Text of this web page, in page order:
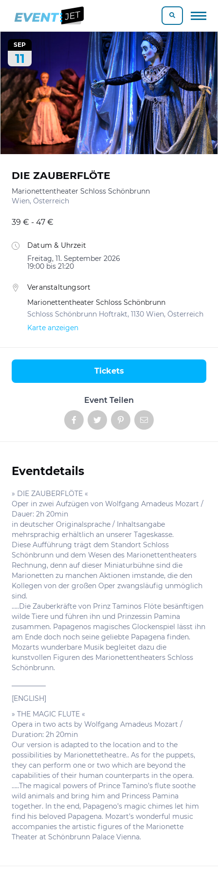
SEP
11
DIE ZAUBERFLÖTE
Marionettentheater Schloss Schönbrunn
Wien, Österreich
39 € - 47 €
Datum & Uhrzeit
Freitag, 11. September 2026
19:00 bis 21:20
Veranstaltungsort
Marionettentheater Schloss Schönbrunn
Schloss Schönbrunn Hoftrakt, 1130 Wien, Österreich
Karte anzeigen
Event Teilen
Tickets
Informationen
Eventdetails
» DIE ZAUBERFLÖTE «
Oper in zwei Aufzügen von Wolfgang Amadeus Mozart /
Dauer: 2h 20min
in deutscher Originalsprache / Inhaltsangabe
mehrsprachig erhältlich an unserer Tageskasse.
Diese Aufführung trägt dem Standort Schloss
Schönbrunn und dem Wesen des Marionettentheaters
Rechnung, denn auf dieser Miniaturbühne sind die
Marionetten zu manchen Aktionen imstande, die den
Kollegen von der großen Oper zwangsläufig unmöglich
sind.
…..Die Zauberkräfte von Prinz Taminos Flöte besänftigen
wilde Tiere und führen ihn und Prinzessin Pamina
zusammen. Papagenos magisches Glockenspiel lässt ihn
am Ende doch noch seine geliebte Papagena finden.
Mozarts wunderbare Musik begleitet dazu die
kunstvollen Figuren des Marionettentheaters Schloss
Schönbrunn.
[ENGLISH]
» THE MAGIC FLUTE «
Opera in two acts by Wolfgang Amadeus Mozart /
Duration: 2h 20min
Our version is adapted to the location and to the
possibilities by Marionettetheatre.. As for the puppets,
they can perform one or two which are beyond the
capabilities of their human counterparts in the opera.
…..The magical powers of Prince Tamino’s flute soothe
wild animals and bring him and Princess Pamina
together. In the end, Papageno’s magic chimes let him
find his beloved Papagena. Mozart’s wonderful music
accompanies the artistic figures of the Marionette
Theater at Schönbrunn Palace Vienna.